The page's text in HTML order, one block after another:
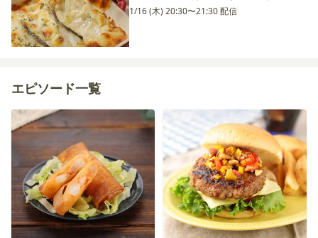
1/16 (木) 20:30〜21:30 配信
エピソード一覧